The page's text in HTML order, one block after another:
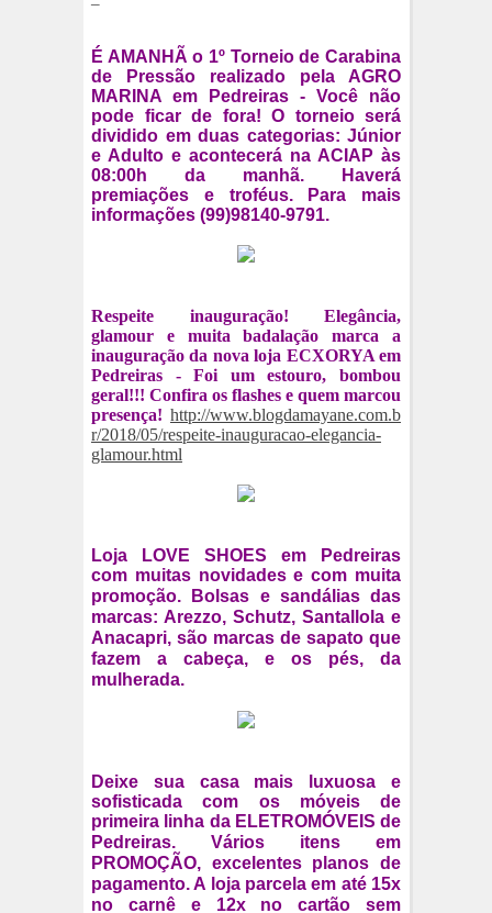
É AMANHÃ o 1º Torneio de Carabina
de Pressão realizado pela AGRO
MARINA em Pedreiras - Você não
pode ficar de fora! O torneio será
dividido em duas categorias: Júnior
e Adulto e acontecerá na ACIAP às
08:00h da manhã. Haverá
premiações e troféus. Para mais
informações (99)98140-9791.
Respeite inauguração! Elegância,
glamour e muita badalação marca a
inauguração da nova loja ECXORYA em
Pedreiras - Foi um estouro, bombou
geral!!! Confira os flashes e quem marcou
presença! http://www.blogdamayane.com.b
r/2018/05/respeite-inauguracao-elegancia-
glamour.html
Loja LOVE SHOES em Pedreiras
com muitas novidades e com muita
promoção.
Bolsas e sandálias das
marcas: Arezzo, Schutz, Santallola e
Anacapri, são marcas de sapato que
fazem a cabeça, e os pés, da
mulherada.
Deixe sua casa mais luxuosa e
sofisticada com os móveis de
primeira linha da ELETROMÓVEIS de
Pedreiras. Vários itens em
PROMOÇÃO, excelentes planos de
pagamento. A loja parcela em até 15x
no carnê e 12x no cartão sem